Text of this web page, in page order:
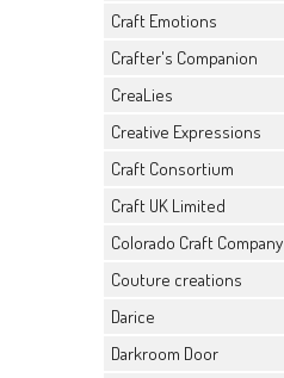
Craft Emotions
Crafter's Companion
CreaLies
Creative Expressions
Craft Consortium
Craft UK Limited
Colorado Craft Company
Couture creations
Darice
Darkroom Door